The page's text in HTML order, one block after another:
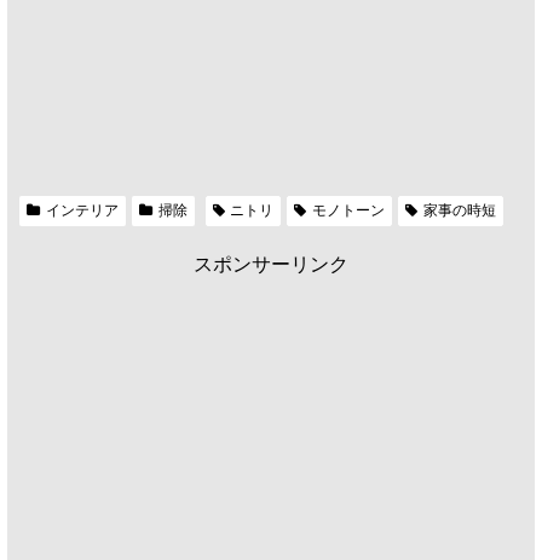
インテリア 掃除 ニトリ モノトーン 家事の時短
スポンサーリンク